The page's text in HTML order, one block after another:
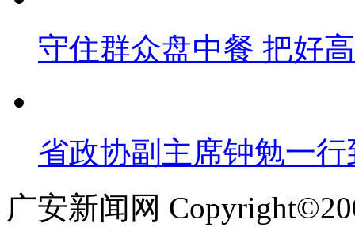
守住群众盘中餐 把好
省政协副主席钟勉一
广安新闻网